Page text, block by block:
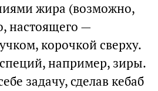
жира (возможно,
настоящего —
корочкой сверху.
например, зиры.
задачу, сделав кебаб